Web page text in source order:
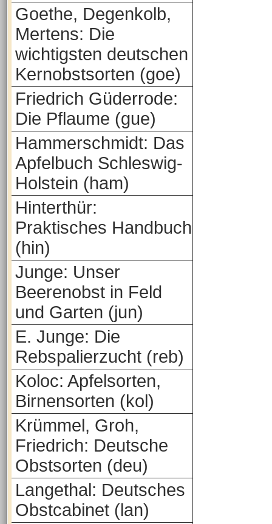
Goethe, Degenkolb,
Mertens: Die
wichtigsten deutschen
Kernobstsorten (goe)
Friedrich Güderrode:
Die Pflaume (gue)
Hammerschmidt: Das
Apfelbuch Schleswig-
Holstein (ham)
Hinterthür:
Praktisches Handbuch
(hin)
Junge: Unser
Beerenobst in Feld
und Garten (jun)
E. Junge: Die
Rebspalierzucht (reb)
Koloc: Apfelsorten,
Birnensorten (kol)
Krümmel, Groh,
Friedrich: Deutsche
Obstsorten (deu)
Langethal: Deutsches
Obstcabinet (lan)